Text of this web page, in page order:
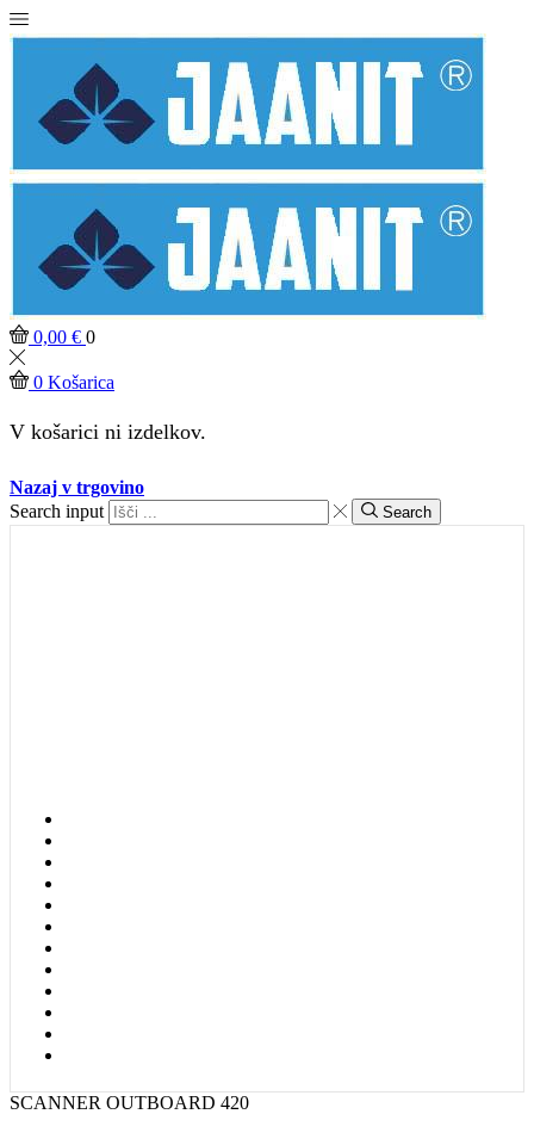
0,00 € 0
0 Košarica
V košarici ni izdelkov.
Nazaj v trgovino
Search input
Search
SCANNER OUTBOARD 420